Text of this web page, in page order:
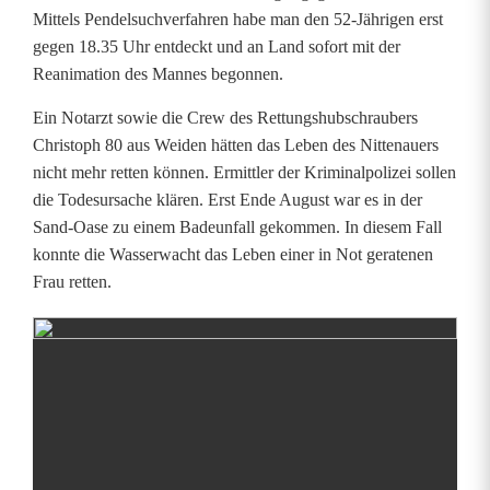
-
O
s
e
e
r
r
Mittels Pendelsuchverfahren habe man den 52-Jährigen erst
gegen 18.35 Uhr entdeckt und an Land sofort mit der
Reanimation des Mannes begonnen.
Ein Notarzt sowie die Crew des Rettungshubschraubers
Christoph 80 aus Weiden hätten das Leben des Nittenauers
nicht mehr retten können. Ermittler der Kriminalpolizei sollen
die Todesursache klären. Erst Ende August war es in der
Sand-Oase zu einem Badeunfall gekommen. In diesem Fall
konnte die Wasserwacht das Leben einer in Not geratenen
Frau retten.